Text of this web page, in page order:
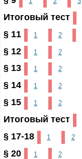
Итоговый тест
§ 11 1 2
§ 12 1 2
§ 13 1 2
§ 14 1 2
§ 15 1 2
Итоговый тест
§ 17-18 1 2
§ 20 1 2